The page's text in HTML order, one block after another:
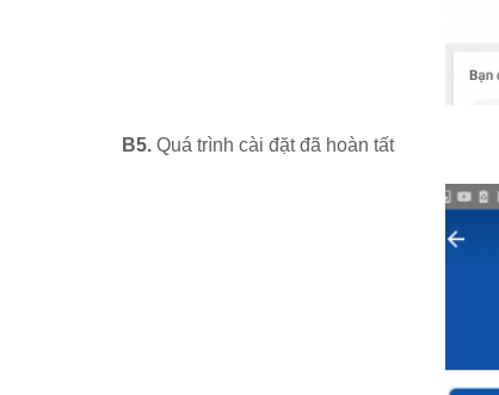
B5. Quá trình cài đặt đã hoàn tất